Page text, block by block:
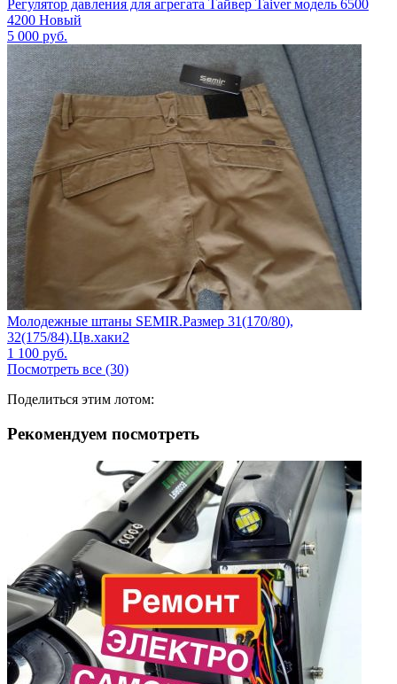
Регулятор давления для агрегата Тайвер Taiver модель 6500
4200 Новый
5 000 руб.
Молодежные штаны SEMIR.Размер 31(170/80),
32(175/84).Цв.хаки2
1 100 руб.
Посмотреть все (30)
Поделиться этим лотом:
Рекомендуем посмотреть